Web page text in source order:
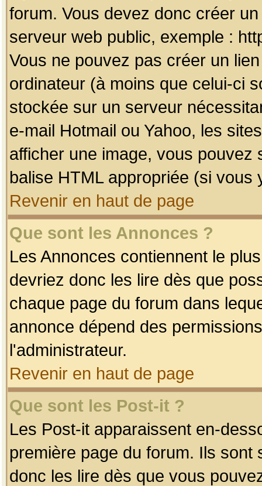
forum. Vous devez donc créer
serveur web public, exemple :
Vous ne pouvez pas créer un
ordinateur (à moins que celui-ci
stockée sur un serveur
e-mail Hotmail ou Yahoo, les
afficher une image, vous pouvez
balise HTML appropriée (si vous
Revenir en haut de page
Que sont les Annonces ?
Les Annonces contiennent le
devriez donc les lire dès que
chaque page du forum dans
annonce dépend des
l'administrateur.
Revenir en haut de page
Que sont les Post-it ?
Les Post-it apparaissent en-
première page du forum. Ils
donc les lire dès que vous